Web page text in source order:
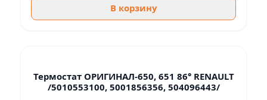
В корзину
Термостат ОРИГИНАЛ-650, 651 86° RENAULT
/5010553100, 5001856356, 504096443/